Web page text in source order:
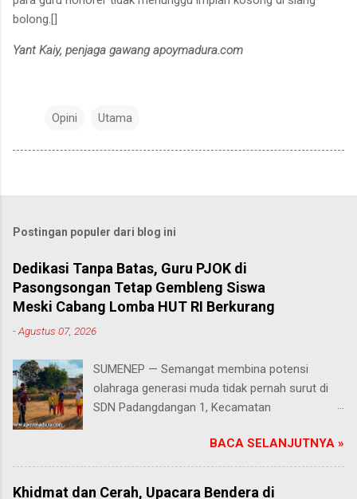
bolong.[]
Yant Kaiy, penjaga gawang apoymadura.com
Opini Utama
Postingan populer dari blog ini
Dedikasi Tanpa Batas, Guru PJOK di
Pasongsongan Tetap Gembleng Siswa
Meski Cabang Lomba HUT RI Berkurang
-Agustus 07, 2026
SUMENEP — Semangat membina potensi
olahraga generasi muda tidak pernah surut di
SDN Padangdangan 1, Kecamatan
(5/8/2026) Meski beberapa cabang olahraga
tidak masuk dalam daftar kompetisi perayaan
Hari Ulang Tahun (HUT) Kemerdekaan Republik
BACA SELANJUTNYA »
Khidmat dan Cerah, Upacara Bendera di